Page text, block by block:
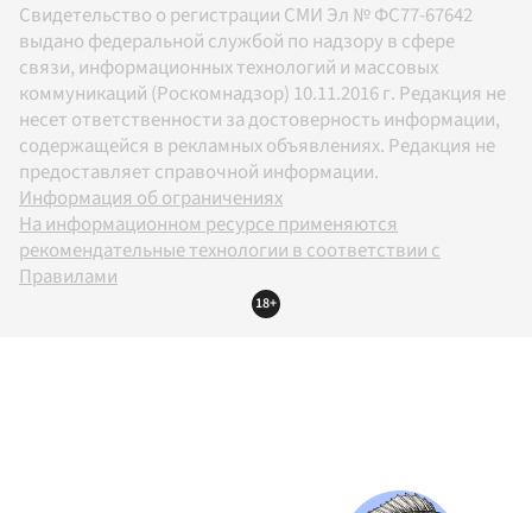
Свидетельство о регистрации СМИ Эл № ФС77-67642
выдано федеральной службой по надзору в сфере
связи, информационных технологий и массовых
коммуникаций (Роскомнадзор) 10.11.2016 г. Редакция не
несет ответственности за достоверность информации,
содержащейся в рекламных объявлениях. Редакция не
предоставляет справочной информации.
Информация об ограничениях
На информационном ресурсе применяются
рекомендательные технологии в соответствии с
Правилами
18+